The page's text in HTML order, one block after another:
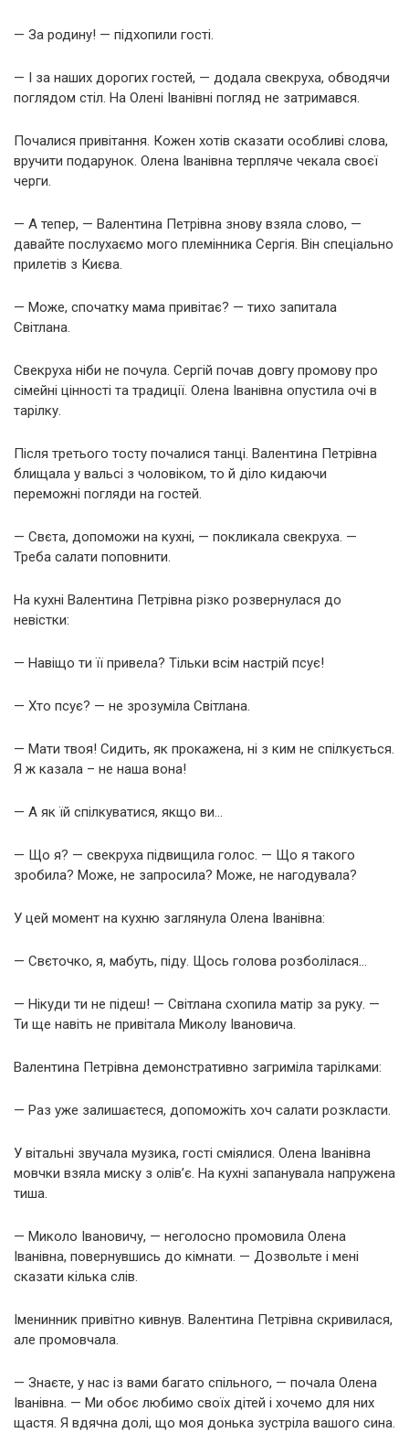
— За родину! — підхопили гості.
— І за наших дорогих гостей, — додала свекруха, обводячи
поглядом стіл. На Олені Іванівні погляд не затримався.
Почалися привітання. Кожен хотів сказати особливі слова,
вручити подарунок. Олена Іванівна терпляче чекала своєї
черги.
— А тепер, — Валентина Петрівна знову взяла слово, —
давайте послухаємо мого племінника Сергія. Він спеціально
прилетів з Києва.
— Може, спочатку мама привітає? — тихо запитала
Світлана.
Свекруха ніби не почула. Сергій почав довгу промову про
сімейні цінності та традиції. Олена Іванівна опустила очі в
тарілку.
Після третього тосту почалися танці. Валентина Петрівна
блищала у вальсі з чоловіком, то й діло кидаючи
переможні погляди на гостей.
— Свєта, допоможи на кухні, — покликала свекруха. —
Треба салати поповнити.
На кухні Валентина Петрівна різко розвернулася до
невістки:
— Навіщо ти її привела? Тільки всім настрій псує!
— Хто псує? — не зрозуміла Світлана.
— Мати твоя! Сидить, як прокажена, ні з ким не спілкується.
Я ж казала – не наша вона!
— А як їй спілкуватися, якщо ви…
— Що я? — свекруха підвищила голос. — Що я такого
зробила? Може, не запросила? Може, не нагодувала?
У цей момент на кухню заглянула Олена Іванівна:
— Свєточко, я, мабуть, піду. Щось голова розболілася…
— Нікуди ти не підеш! — Світлана схопила матір за руку. —
Ти ще навіть не привітала Миколу Івановича.
Валентина Петрівна демонстративно загриміла тарілками:
— Раз уже залишаєтеся, допоможіть хоч салати розкласти.
У вітальні звучала музика, гості сміялися. Олена Іванівна
мовчки взяла миску з олів’є. На кухні запанувала напружена
тиша.
— Миколо Івановичу, — неголосно промовила Олена
Іванівна, повернувшись до кімнати. — Дозвольте і мені
сказати кілька слів.
Іменинник привітно кивнув. Валентина Петрівна скривилася,
але промовчала.
— Знаєте, у нас із вами багато спільного, — почала Олена
Іванівна. — Ми обоє любимо своїх дітей і хочемо для них
щастя. Я вдячна долі, що моя донька зустріла вашого сина.